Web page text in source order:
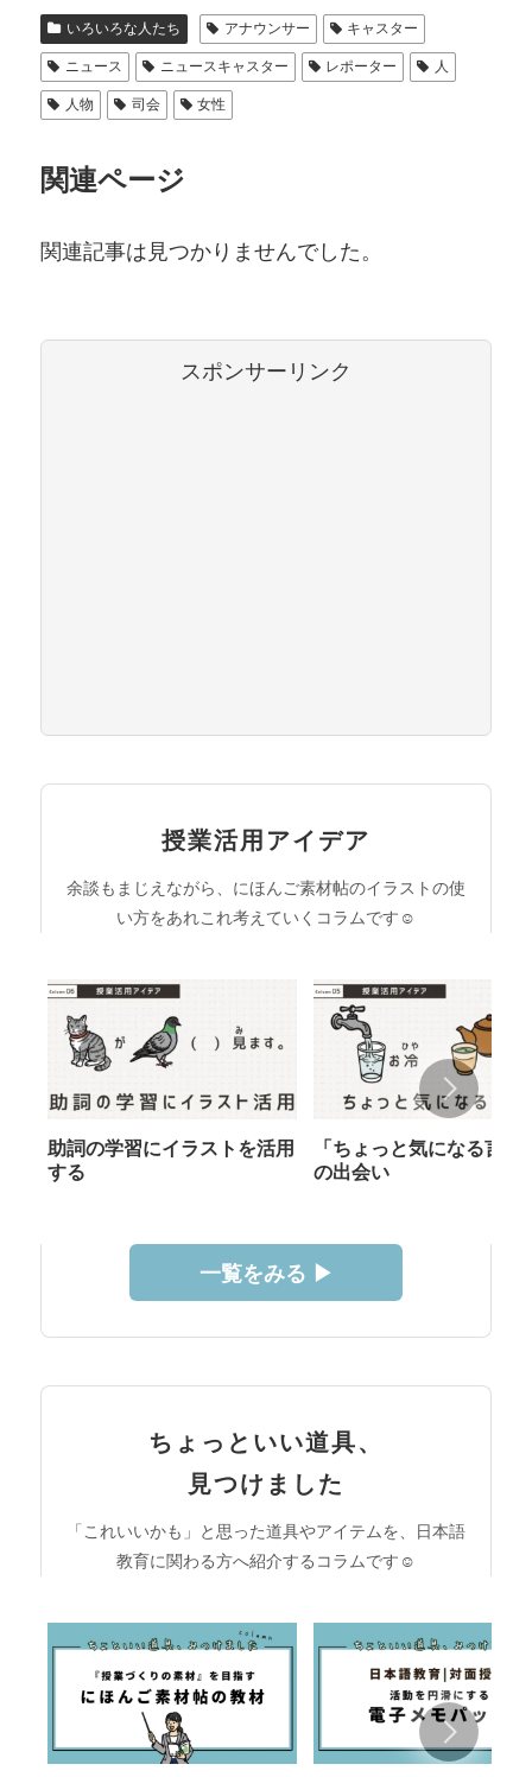
いろいろな人たち アナウンサー キャスター
ニュース ニュースキャスター レポーター 人
人物 司会 女性
関連ページ
関連記事は見つかりませんでした。
スポンサーリンク
授業活用アイデア
余談もまじえながら、にほんご素材帖のイラストの使
い方をあれこれ考えていくコラムです☺︎
助詞の学習にイラストを活用
する
「ちょっと気になる言葉
の出会い
一覧をみる ▶︎
ちょっといい道具、
見つけました
「これいいかも」と思った道具やアイテムを、日本語
教育に関わる方へ紹介するコラムです☺︎